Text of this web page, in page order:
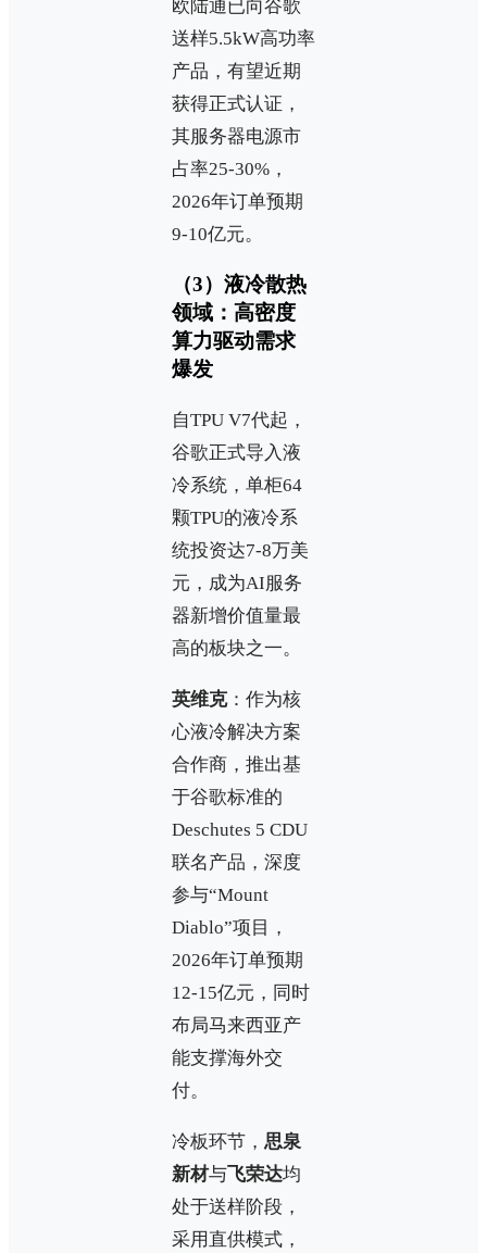
欧陆通已向谷歌
送样5.5kW高功率
产品，有望近期
获得正式认证，
其服务器电源市
占率25-30%，
2026年订单预期
9-10亿元。
（3）液冷散热
领域：高密度
算力驱动需求
爆发
自TPU V7代起，
谷歌正式导入液
冷系统，单柜64
颗TPU的液冷系
统投资达7-8万美
元，成为AI服务
器新增价值量最
高的板块之一。
英维克：作为核
心液冷解决方案
合作商，推出基
于谷歌标准的
Deschutes 5 CDU
联名产品，深度
参与“Mount
Diablo”项目，
2026年订单预期
12-15亿元，同时
布局马来西亚产
能支撑海外交
付。
冷板环节， 思泉
新材与飞荣达均
处于送样阶段，
采用直供模式，